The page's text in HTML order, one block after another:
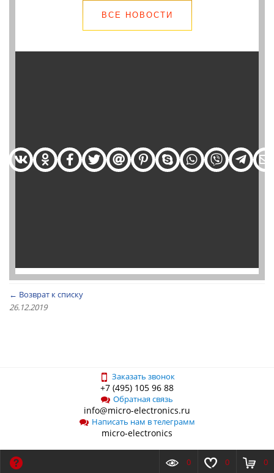
ВСЕ НОВОСТИ
← Возврат к списку
26.12.2019
Заказать звонок
+7 (495) 105 96 88
Обратная связь
info@micro-electronics.ru
Написать нам в телеграмм
micro-electronics
О компании
0 0 0